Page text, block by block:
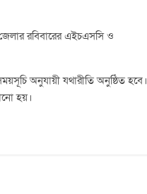
জেলার রবিবারের এইচএসসি ও
অনুযায়ী যথারীতি অনুষ্ঠিত হবে।
হয়।